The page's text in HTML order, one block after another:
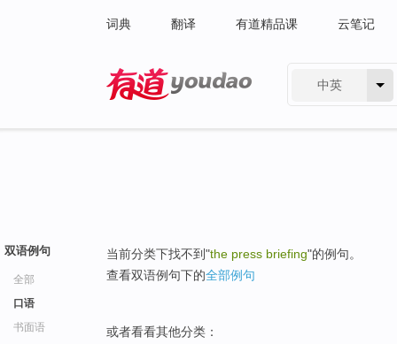
词典 翻译 有道精品课 云笔记
中英
双语例句
全部
口语
书面语
当前分类下找不到"the press briefing"的例句。
查看双语例句下的全部例句
或者看看其他分类：